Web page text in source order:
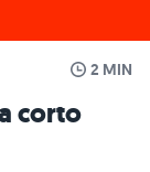
2 MIN
corto